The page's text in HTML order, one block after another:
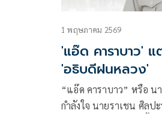
1 พฤษภาคม 2569
'แอ๊ด คาราบาว' แ
'อธิบดีฝนหลวง'
“แอ๊ด คาราบาว” หรือ น
กำลังใจ นายราเชน ศิลป